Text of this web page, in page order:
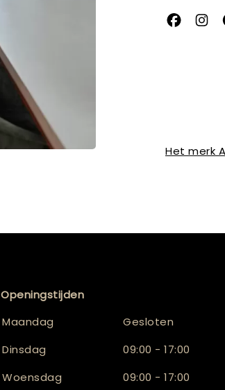
Het merk
Openingstijden
Maandag
Gesloten
Dinsdag
09:00 - 17:00
Woensdag
09:00 - 17:00